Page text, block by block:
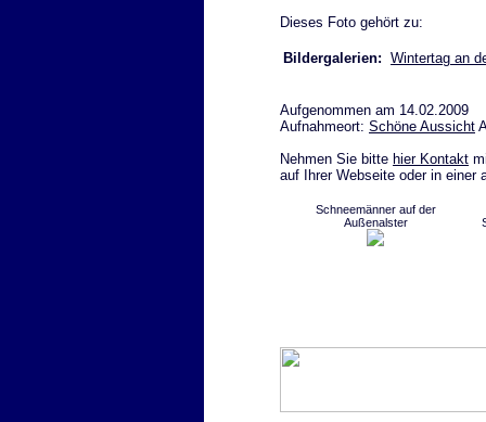
Dieses Foto gehört zu:
Bildergalerien: Wintertag an
Aufgenommen am 14.02.2009
Aufnahmeort: Schöne Aussicht
Nehmen Sie bitte hier Kontakt
auf Ihrer Webseite oder in einer
Schneemänner auf der
Außenalster